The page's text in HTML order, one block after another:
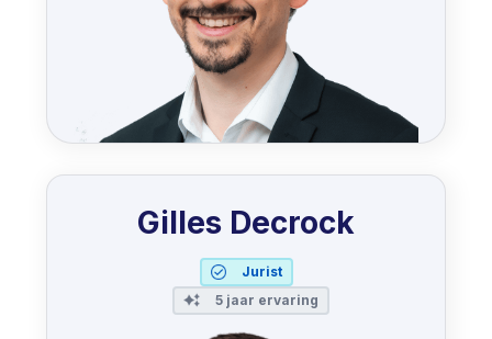
Gilles Decrock
Jurist
5 jaar ervaring